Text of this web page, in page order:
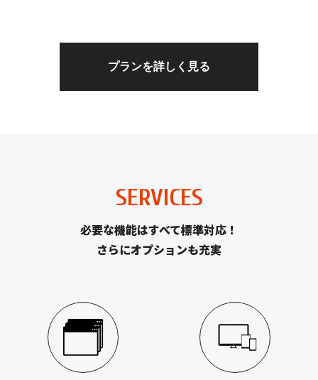
プランを詳しく見る
SERVICES
必要な機能はすべて標準対応！
さらにオプションも充実